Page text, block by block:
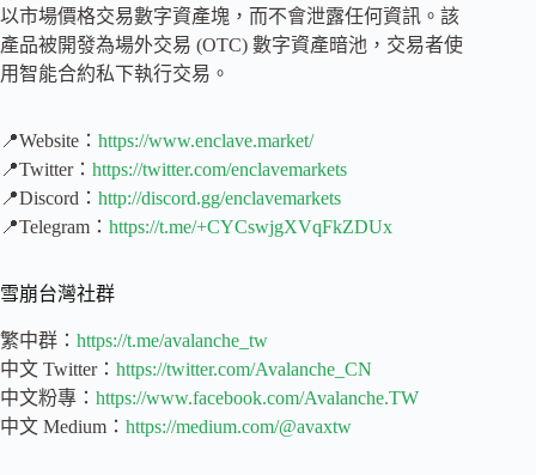
以市場價格交易數字資產塊，而不會泄露任何資訊。該
產品被開發為場外交易 (OTC) 數字資產暗池，交易者使
用智能合約私下執行交易。
📍Website： https://www.enclave.market/
📍Twitter： https://twitter.com/enclavemarkets
📍Discord： http://discord.gg/enclavemarkets
📍Telegram： https://t.me/+CYCswjgXVqFkZDUx
雪崩台灣社群
繁中群： https://t.me/avalanche_tw
中文 Twitter： https://twitter.com/Avalanche_CN
中文粉專： https://www.facebook.com/Avalanche.TW
中文 Medium： https://medium.com/@avaxtw